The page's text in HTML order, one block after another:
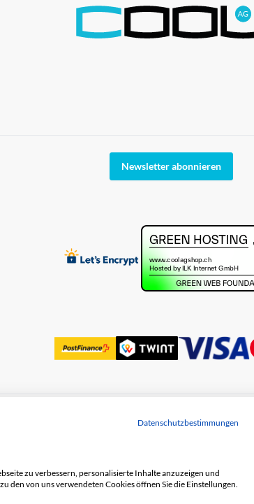
Newsletter abonnieren
Datenschutzbestimmungen
zu verbessern, personalisierte Inhalte anzuzeigen und
den von uns verwendeten Cookies öffnen Sie die Einstellungen.